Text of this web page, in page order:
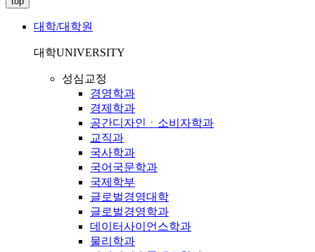
대학/대학원
대학UNIVERSITY
성심교정
경영학과
경제학과
공간디자인ㆍ소비자학과
교직과
국사학과
국어국문학과
국제학부
글로벌경영대학
글로벌경영학과
데이터사이언스학과
물리학과